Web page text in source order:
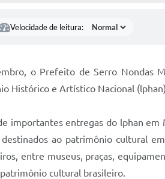
Velocidade de leitura:
o Prefeito de Serro Nondas
Histórico e Artístico Nacional
importantes entregas do lphan em
ao patrimônio cultural
entre museus, praças,
cultural brasileiro.